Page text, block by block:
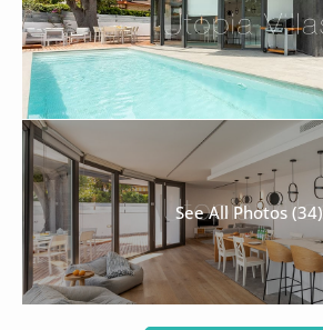
See All Photos (34)